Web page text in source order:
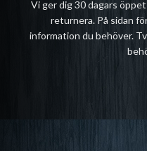
Vi ger dig 30 dagars
returnera. På sidan
information du behöver.